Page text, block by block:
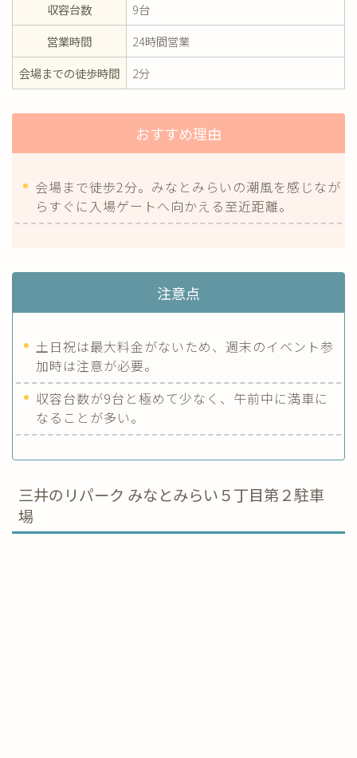
収容台数
9台
営業時間
24時間営業
会場までの徒歩時間
2分
おすすめ理由
会場まで徒歩2分。みなとみらいの潮風を感じなが
らすぐに入場ゲートへ向かえる至近距離。
注意点
土日祝は最大料金がないため、週末のイベント参
加時は注意が必要。
収容台数が9台と極めて少なく、午前中に満車に
なることが多い。
三井のリパーク みなとみらい５丁目第２駐車
場